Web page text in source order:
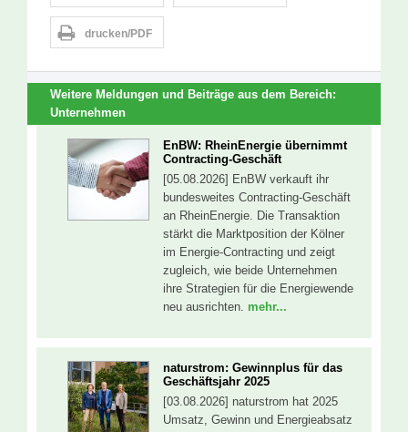
drucken/PDF
Weitere Meldungen und Beiträge aus dem Bereich:
Unternehmen
EnBW: RheinEnergie übernimmt
Contracting-Geschäft
[05.08.2026] EnBW verkauft ihr
bundesweites Contracting-Geschäft
an RheinEnergie. Die Transaktion
stärkt die Marktposition der Kölner
im Energie-Contracting und zeigt
zugleich, wie beide Unternehmen
ihre Strategien für die Energiewende
neu ausrichten. mehr...
naturstrom: Gewinnplus für das
Geschäftsjahr 2025
[03.08.2026] naturstrom hat 2025
Umsatz, Gewinn und Energieabsatz